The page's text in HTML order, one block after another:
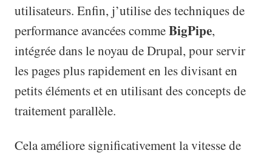
utilisateurs. Enfin, j’utilise des techniques de
performance avancées commeBigPipe,
intégrée dans le noyau de Drupal, pour servir
les pages plus rapidement en les divisant en
petits éléments et en utilisant des concepts de
traitement parallèle.
Cela améliore significativement la vitesse de